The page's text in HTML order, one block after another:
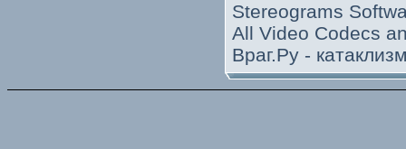
Stereograms
All Video Codecs
Враг.Ру -